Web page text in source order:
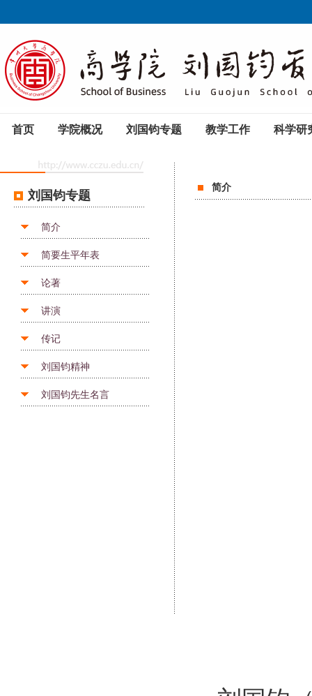
首页 学院概况 刘国钧专题 教学工作 科学研
刘国钧专题
简介
简要生平年表
论著
讲演
传记
刘国钧精神
刘国钧先生名言
简介